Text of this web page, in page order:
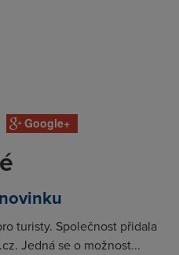
Google+
turisty. Společnost přidala
Jedná se o možnost...